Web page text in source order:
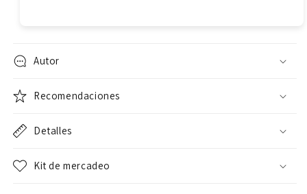
Autor
Recomendaciones
Detalles
Kit de mercadeo